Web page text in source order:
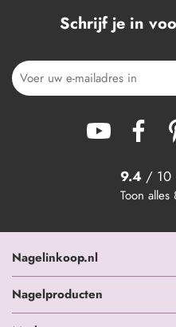
Schrijf je in
9.4 / 10
Toon alles
Nagelinkoop.nl
Nagelproducten